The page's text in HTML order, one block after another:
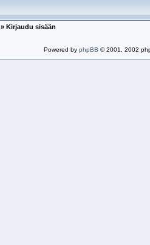
» Kirjaudu sisään
Powered by phpBB © 2001, 2002